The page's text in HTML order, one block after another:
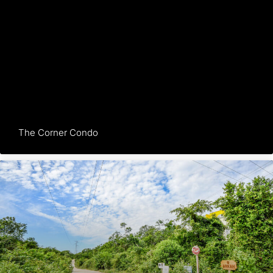
The Corner Condo